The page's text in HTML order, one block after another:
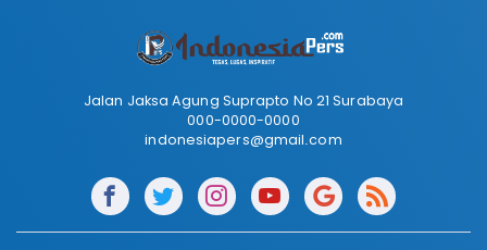
Jalan Jaksa Agung Suprapto No 21 Surabaya
000-0000-0000
indonesiapers@gmail.com